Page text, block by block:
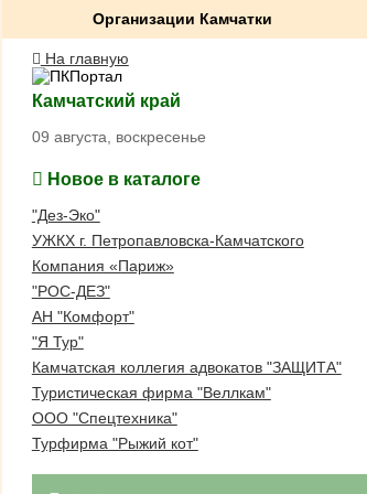
Организации Камчатки
На главную
Камчатский край
09 августа, воскресенье
Новое в каталоге
"Дез-Эко"
УЖКХ г. Петропавловска-Камчатского
Компания «Париж»
"РОС-ДЕЗ"
АН "Комфорт"
"Я Тур"
Камчатская коллегия адвокатов "ЗАЩИТА"
Туристическая фирма "Веллкам"
ООО "Спецтехника"
Турфирма "Рыжий кот"